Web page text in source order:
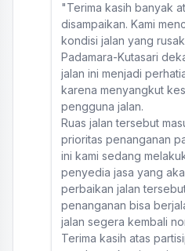
"Terima kasih banyak
disampaikan. Kami
kondisi jalan yang
Padamara-Kutasari
jalan ini menjadi
karena menyangkut
pengguna jalan.
Ruas jalan tersebut
prioritas penanganan
ini kami sedang
penyedia jasa yang
perbaikan jalan
penanganan bisa
jalan segera kembali
Terima kasih atas